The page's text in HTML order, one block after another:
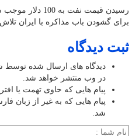
رسیدن قیمت نفت
برای گشودن باب مذاکره با ایران
ثبت دیدگاه
دیدگاه های ارسال شده توسط
در وب منتشر خواهد شد.
پیام هایی که حاوی تهمت یا
پیام هایی که به غیر از زبان
شد.